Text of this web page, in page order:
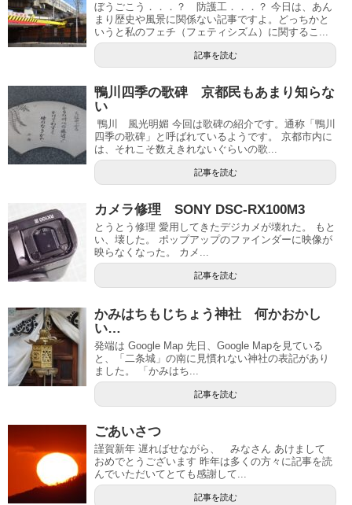
ぼうごこう．．．？ 防護工．．．？ 今日は、あん
まり歴史や風景に関係ない記事ですよ。どっちかと
いうと私のフェチ（フェティシズム）に関するこ...
記事を読む
鴨川四季の歌碑 京都民もあまり知らな
い
鴨川 風光明媚 今回は歌碑の紹介です。通称「鴨川
四季の歌碑」と呼ばれているようです。 京都市内に
は、それこそ数えきれないぐらいの歌...
記事を読む
カメラ修理 SONY DSC-RX100M3
とうとう修理 愛用してきたデジカメが壊れた。 もと
い、壊した。 ポップアップのファインダーに映像が
映らなくなった。 カメ...
記事を読む
かみはちもじちょう神社 何かおかし
い…
発端は Google Map 先日、Google Mapを見ている
と、「二条城」の南に見慣れない神社の表記があり
ました。 「かみはち...
記事を読む
ごあいさつ
謹賀新年 遅ればせながら、 みなさん あけまして
おめでとうございます 昨年は多くの方々に記事を読
んでいただいてとても感謝して...
記事を読む